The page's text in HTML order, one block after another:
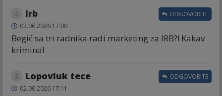
Irb
02.06.2026 17:00
Begić sa tri radnika radi marketing za IRB?! Kakav
kriminal
ODGOVORITE
Lopovluk tece
02.06.2026 17:11
ODGOVORITE